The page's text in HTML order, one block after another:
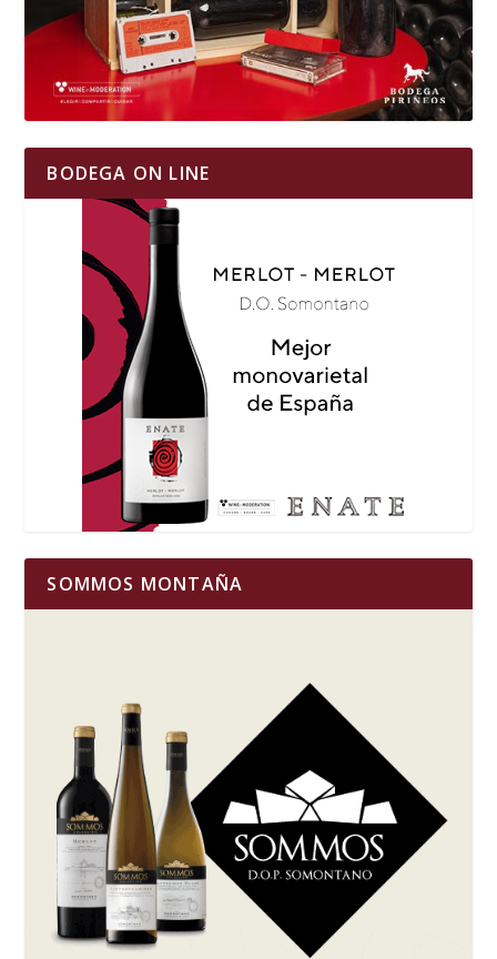
BODEGA ON LINE
SOMMOS MONTAÑA